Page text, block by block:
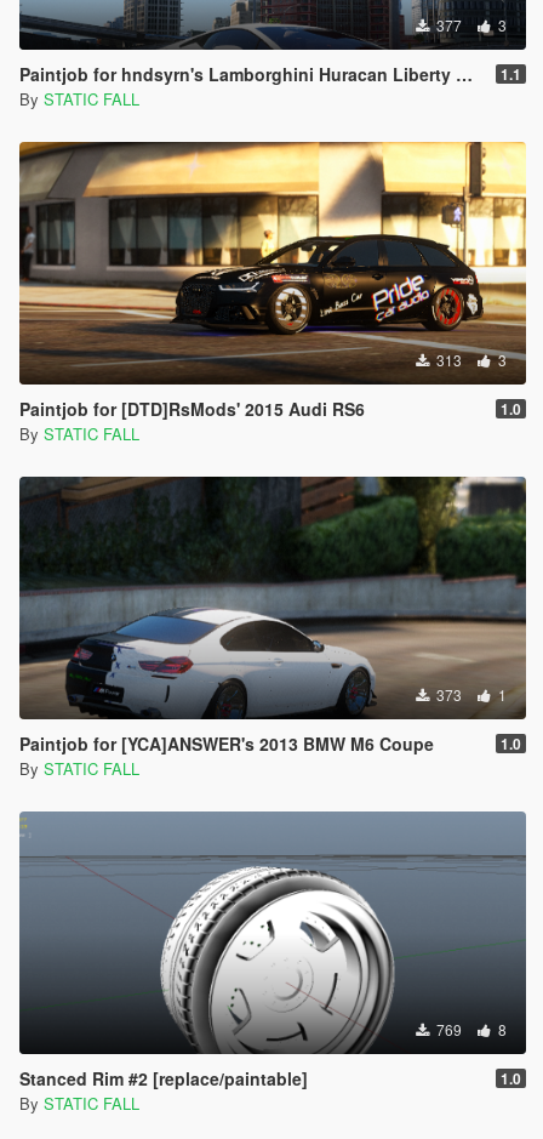
377 3
Paintjob for hndsyrn's Lamborghini Huracan Liberty Walk LP610-4 1.1
By STATIC FALL
313 3
Paintjob for [DTD]RsMods' 2015 Audi RS6 1.0
By STATIC FALL
373 1
Paintjob for [YCA]ANSWER's 2013 BMW M6 Coupe 1.0
By STATIC FALL
769 8
Stanced Rim #2 [replace/paintable] 1.0
By STATIC FALL